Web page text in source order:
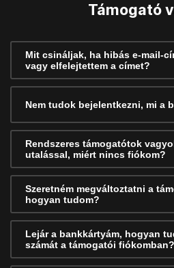
Támogató
Mit csináljak, ha hibás e-mail-
vagy elfelejtettem a címet?
Nem tudok bejelentkezni, mi a
Rendszeres támogatótok
utalással, miért nincs fiókom?
Szeretném megváltoztatni a
hogyan tudom?
Lejár a bankkártyám, hogyan
számát a támogatói fiókomban?